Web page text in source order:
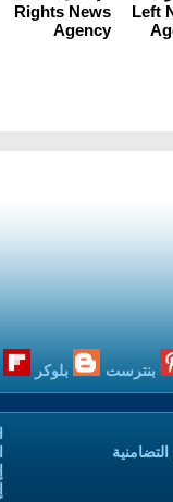
بنترست بلوكر